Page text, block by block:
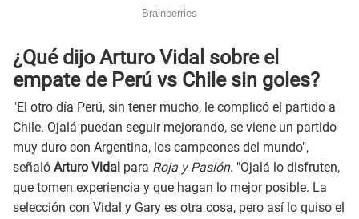
¿Qué dijo Arturo Vidal sobre el
empate de Perú vs Chile sin goles?
"El otro día Perú, sin tener mucho, le complicó el partido a
Chile. Ojalá puedan seguir mejorando, se viene un partido
muy duro con Argentina, los campeones del mundo",
señaló Arturo Vidal para Roja y Pasión. "Ojalá lo disfruten,
que tomen experiencia y que hagan lo mejor posible. La
selección con Vidal y Gary es otra cosa, pero así lo quiso el